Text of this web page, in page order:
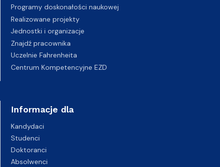
Programy doskonałości naukowej
Realizowane projekty
Jednostki i organizacje
Znajdź pracownika
Uczelnie Fahrenheita
Centrum Kompetencyjne EZD
Informacje dla
Kandydaci
Studenci
Doktoranci
Absolwenci